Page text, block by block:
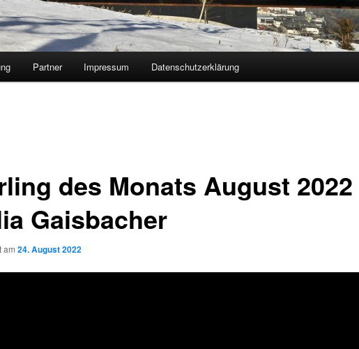
Partner Impressum Datenschutzerklärung
des Monats August 2022
Gaisbacher
am 24. August 2022